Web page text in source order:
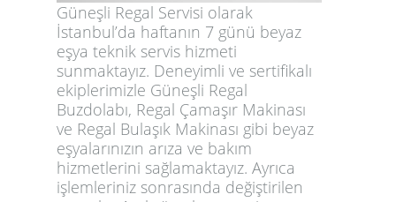
Güneşli Regal Servisi olarak
İstanbul’da haftanın 7 günü beyaz
eşya teknik servis hizmeti
sunmaktayız. Deneyimli ve sertifikalı
ekiplerimizle Güneşli Regal
Buzdolabı, Regal Çamaşır Makinası
ve Regal Bulaşık Makinası gibi beyaz
eşyalarınızın arıza ve bakım
hizmetlerini sağlamaktayız. Ayrıca
işlemleriniz sonrasında değiştirilen